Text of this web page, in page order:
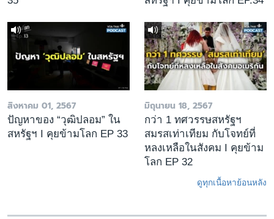
สิงหาคม 01, 2567
ปัญหาของ “วุฒิปลอม” ใน
สหรัฐฯ I คุยข้ามโลก EP 33
มิถุนายน 18, 2567
กว่า 1 ทศวรรษสหรัฐฯ
สมรสเท่าเทียม กับโจทย์ที่
หลงเหลือในสังคม I คุยข้าม
โลก EP 32
ดูทุกเนื้อหาย้อนหลัง